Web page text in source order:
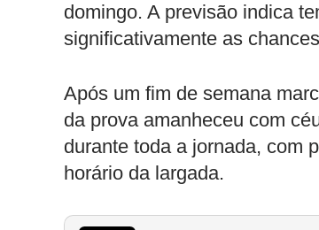
domingo. A previsão indica
significativamente as
Após um fim de semana
da prova amanheceu com
durante toda a jornada, com
horário da largada.